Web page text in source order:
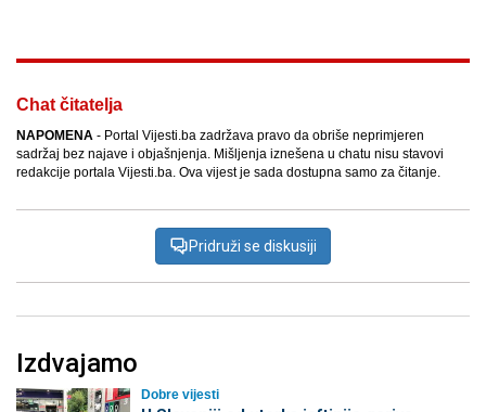
Chat čitatelja
NAPOMENA - Portal Vijesti.ba zadržava pravo da obriše neprimjeren
sadržaj bez najave i objašnjenja. Mišljenja iznešena u chatu nisu stavovi
redakcije portala Vijesti.ba. Ova vijest je sada dostupna samo za čitanje.
Pridruži se diskusiji
Izdvajamo
Dobre vijesti